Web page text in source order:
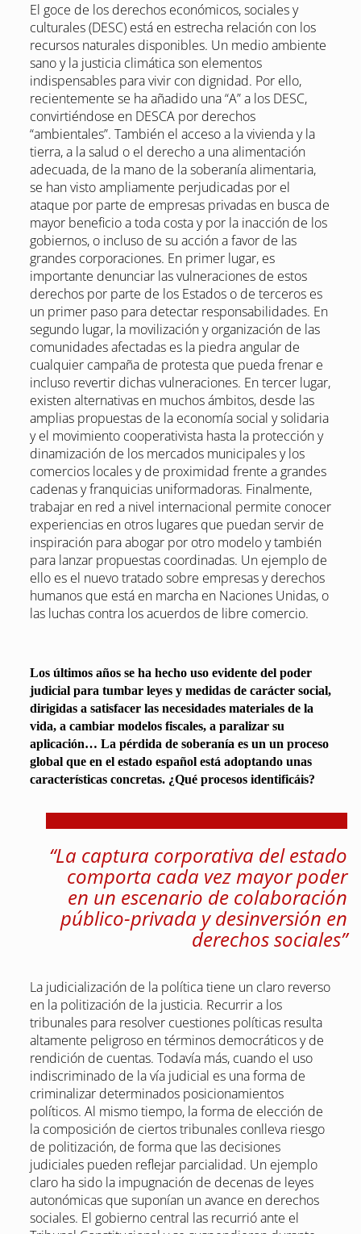
El goce de los derechos económicos, sociales y
culturales (DESC) está en estrecha relación con los
recursos naturales disponibles. Un medio ambiente
sano y la justicia climática son elementos
indispensables para vivir con dignidad. Por ello,
recientemente se ha añadido una “A” a los DESC,
convirtiéndose en DESCA por derechos
“ambientales”. También el acceso a la vivienda y la
tierra, a la salud o el derecho a una alimentación
adecuada, de la mano de la soberanía alimentaria,
se han visto ampliamente perjudicadas por el
ataque por parte de empresas privadas en busca de
mayor beneficio a toda costa y por la inacción de los
gobiernos, o incluso de su acción a favor de las
grandes corporaciones. En primer lugar, es
importante denunciar las vulneraciones de estos
derechos por parte de los Estados o de terceros es
un primer paso para detectar responsabilidades. En
segundo lugar, la movilización y organización de las
comunidades afectadas es la piedra angular de
cualquier campaña de protesta que pueda frenar e
incluso revertir dichas vulneraciones. En tercer lugar,
existen alternativas en muchos ámbitos, desde las
amplias propuestas de la economía social y solidaria
y el movimiento cooperativista hasta la protección y
dinamización de los mercados municipales y los
comercios locales y de proximidad frente a grandes
cadenas y franquicias uniformadoras. Finalmente,
trabajar en red a nivel internacional permite conocer
experiencias en otros lugares que puedan servir de
inspiración para abogar por otro modelo y también
para lanzar propuestas coordinadas. Un ejemplo de
ello es el nuevo tratado sobre empresas y derechos
humanos que está en marcha en Naciones Unidas, o
las luchas contra los acuerdos de libre comercio.
Los últimos años se ha hecho uso evidente del poder
judicial para tumbar leyes y medidas de carácter social,
dirigidas a satisfacer las necesidades materiales de la
vida, a cambiar modelos fiscales, a paralizar su
aplicación… La pérdida de soberanía es un un proceso
global que en el estado español está adoptando unas
características concretas. ¿Qué procesos identificáis?
“La captura corporativa del estado
comporta cada vez mayor poder
en un escenario de colaboración
público-privada y desinversión en
derechos sociales”
La judicialización de la política tiene un claro reverso
en la politización de la justicia. Recurrir a los
tribunales para resolver cuestiones políticas resulta
altamente peligroso en términos democráticos y de
rendición de cuentas. Todavía más, cuando el uso
indiscriminado de la vía judicial es una forma de
criminalizar determinados posicionamientos
políticos. Al mismo tiempo, la forma de elección de
la composición de ciertos tribunales conlleva riesgo
de politización, de forma que las decisiones
judiciales pueden reflejar parcialidad. Un ejemplo
claro ha sido la impugnación de decenas de leyes
autonómicas que suponían un avance en derechos
sociales. El gobierno central las recurrió ante el